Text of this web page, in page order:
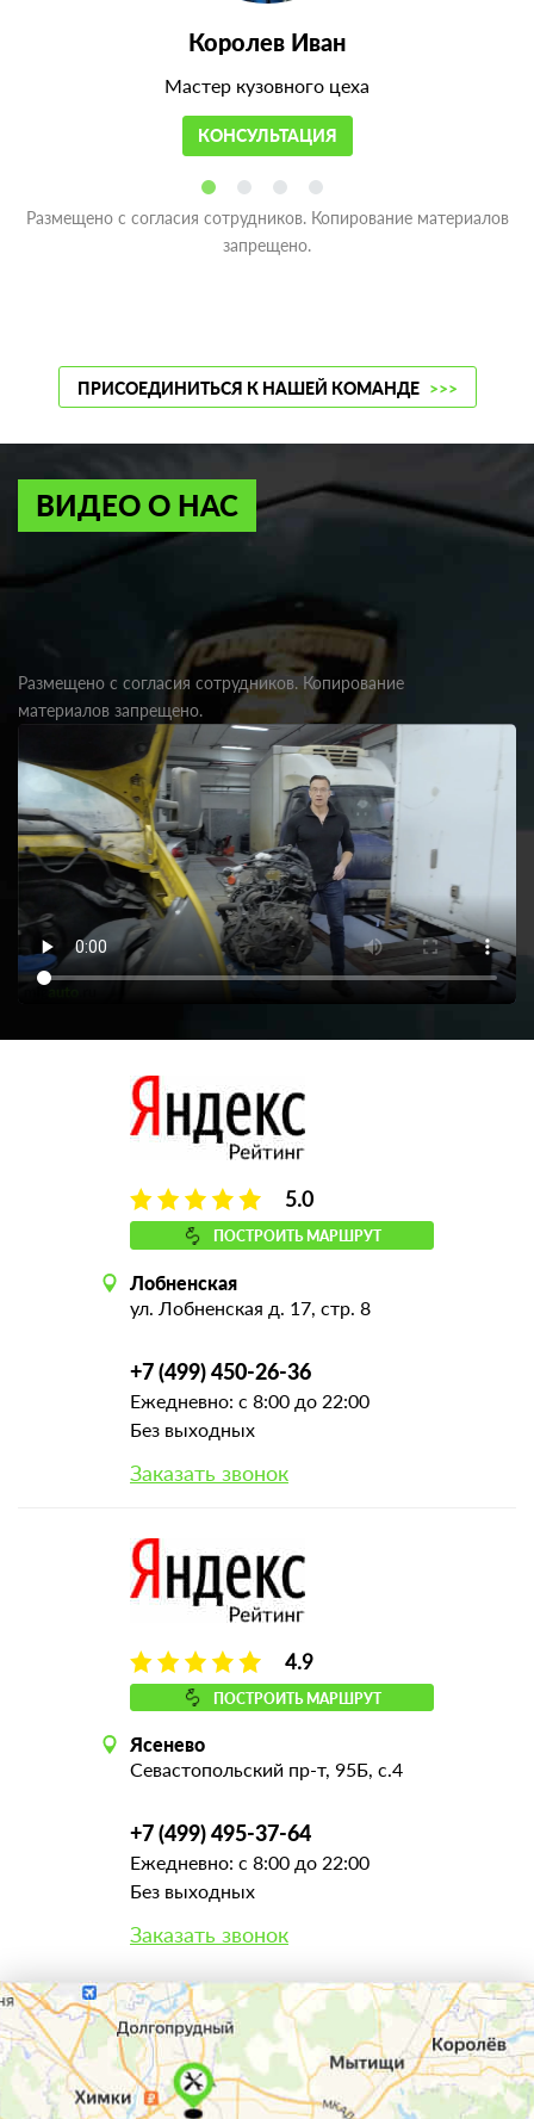
Королев Иван
Мастер кузовного цеха
КОНСУЛЬТАЦИЯ
Размещено с согласия сотрудников. Копирование материалов
запрещено.
ПРИСОЕДИНИТЬСЯ К НАШЕЙ КОМАНДЕ >>>
ВИДЕО О НАС
Размещено с согласия сотрудников. Копирование
материалов запрещено.
5.0
ПОСТРОИТЬ МАРШРУТ
Лобненская
ул. Лобненская д. 17, стр. 8
+7 (499) 450-26-36
Ежедневно: с 8:00 до 22:00
Без выходных
Заказать звонок
4.9
ПОСТРОИТЬ МАРШРУТ
Ясенево
Севастопольский пр-т, 95Б, с.4
+7 (499) 495-37-64
Ежедневно: с 8:00 до 22:00
Без выходных
Заказать звонок